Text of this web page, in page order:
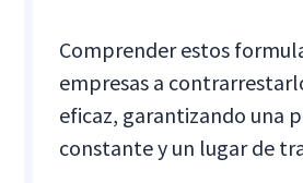
Comprender estos
empresas a
eficaz, garantizando una
constante y un lugar de